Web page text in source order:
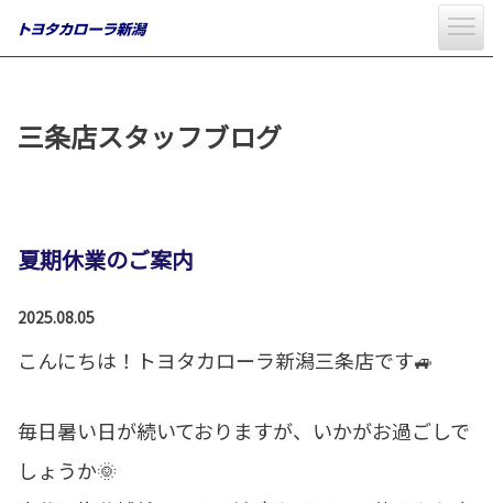
三条店スタッフブログ
夏期休業のご案内
2025.08.05
こんにちは！トヨタカローラ新潟三条店です🚙
毎日暑い日が続いておりますが、いかがお過ごしで
しょうか🌞